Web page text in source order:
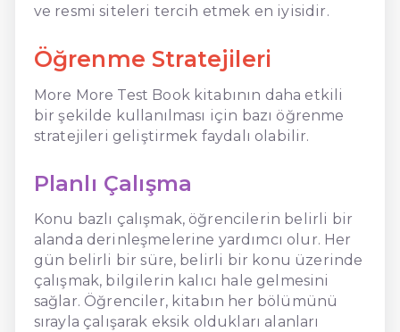
ve resmi siteleri tercih etmek en iyisidir.
Öğrenme Stratejileri
More More Test Book kitabının daha etkili
bir şekilde kullanılması için bazı öğrenme
stratejileri geliştirmek faydalı olabilir.
Planlı Çalışma
Konu bazlı çalışmak, öğrencilerin belirli bir
alanda derinleşmelerine yardımcı olur. Her
gün belirli bir süre, belirli bir konu üzerinde
çalışmak, bilgilerin kalıcı hale gelmesini
sağlar. Öğrenciler, kitabın her bölümünü
sırayla çalışarak eksik oldukları alanları